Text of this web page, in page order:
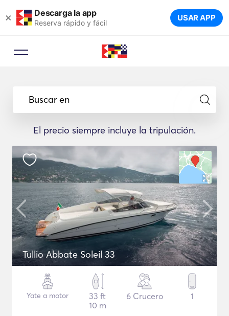
× Descarga la app
Reserva rápido y fácil USAR APP
Buscar en
El precio siempre incluye la tripulación.
Tullio Abbate Soleil 33
Yate a motor
33 ft
10 m
6 Crucero 1